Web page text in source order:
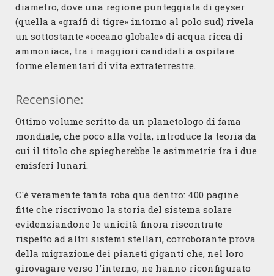
diametro, dove una regione punteggiata di geyser
(quella a «graffi di tigre» intorno al polo sud) rivela
un sottostante «oceano globale» di acqua ricca di
ammoniaca, tra i maggiori candidati a ospitare
forme elementari di vita extraterrestre.
Recensione:
Ottimo volume scritto da un planetologo di fama
mondiale, che poco alla volta, introduce la teoria da
cui il titolo che spiegherebbe le asimmetrie fra i due
emisferi lunari.
C'è veramente tanta roba qua dentro: 400 pagine
fitte che riscrivono la storia del sistema solare
evidenziandone le unicità finora riscontrate
rispetto ad altri sistemi stellari, corroborante prova
della migrazione dei pianeti giganti che, nel loro
girovagare verso l'interno, ne hanno riconfigurato